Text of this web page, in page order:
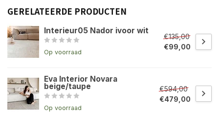
GERELATEERDE PRODUCTEN
Interieur05 Nador ivoor wit
Op voorraad
€135,00
€99,00
Eva Interior Novara
beige/taupe
Op voorraad
€594,00
€479,00